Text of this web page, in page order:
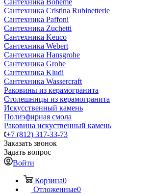
Сантехника Boheme
Сантехника Cristina Rubinetterie
Сантехника Paffoni
Сантехника Zuchetti
Сантехника Keuco
Сантехника Webert
Сантехника Hansgrohe
Сантехника Grohe
Сантехника Kludi
Сантехника Wassercraft
Раковины из керамогранита
Столешницы из керамогранита
Искусственный камень
Полиэфирная смола
Раковина искуственный камень
+7 (812) 317-33-73
Заказать звонок
Задать вопрос
Войти
Корзина0
Отложенные0